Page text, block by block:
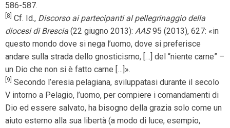
586-587.
[8] Cf. Id., Discorso ai partecipanti al pellegrinaggio della
diocesi di Brescia (22 giugno 2013): AAS95 (2013), 627: «in
questo mondo dove si nega l’uomo, dove si preferisce
andare sulla strada dello gnosticismo, […] del “niente carne” –
un Dio che non si è fatto carne […]».
[9] Secondo l’eresia pelagiana, sviluppatasi durante il secolo
V intorno a Pelagio, l’uomo, per compiere i comandamenti di
Dio ed essere salvato, ha bisogno della grazia solo come un
aiuto esterno alla sua libertà (a modo di luce, esempio,